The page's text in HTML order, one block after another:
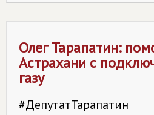
Олег Тарапатин:
Астрахани с
газу
#ДепутатТарапатин